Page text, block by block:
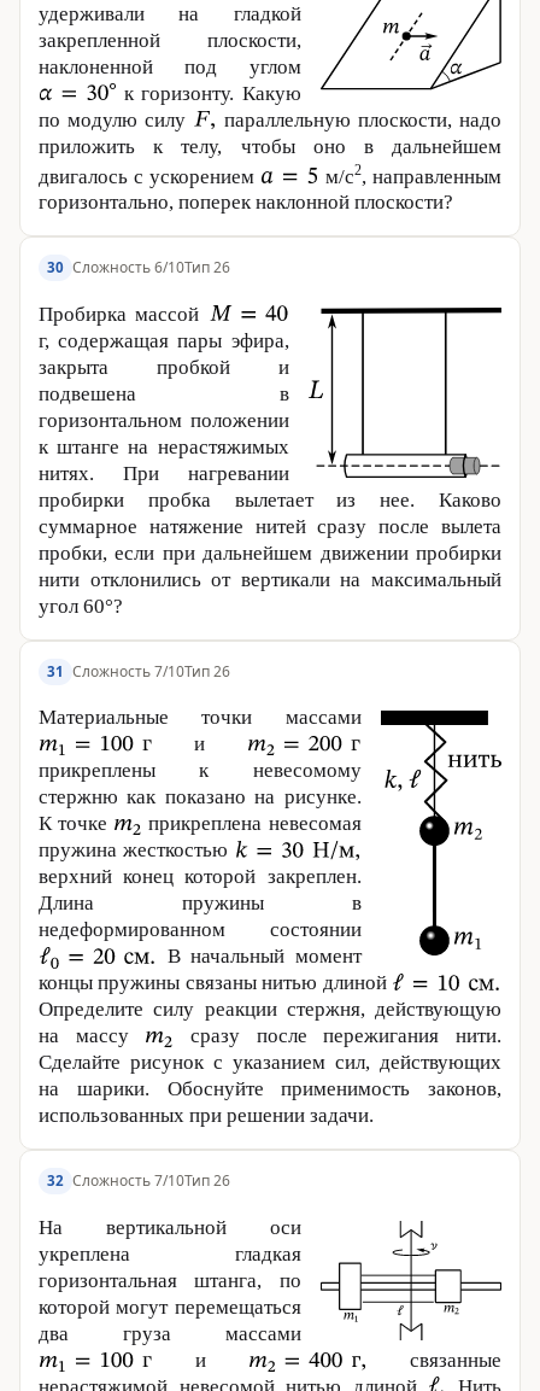
удерживали на гладкой
закрепленной плоскости,
наклоненной под углом
к горизонту. Какую
по модулю силу
параллельную плоскости, надо
приложить к телу, чтобы оно в дальнейшем
двигалось с ускорением
м/с2, направленным
горизонтально, поперек наклонной плос­кости?
30 Сложность 6/10Тип 26
Пробирка массой
г, содержащая пары эфира,
закрыта пробкой и
подвешена в
горизонтальном положении
к штанге на нерастяжимых
нитях. При нагревании
пробирки пробка вылетает из нее. Каково
суммарное натяжение нитей сразу после вылета
пробки, если при дальнейшем движении пробирки
нити отклонились от вертикали на максимальный
угол 60°?
31 Сложность 7/10Тип 26
Материальные точки массами
и
прикреплены к невесомому
стержню как показано на рисунке.
К точке
прикреплена невесомая
пружина жесткостью
верхний конец которой закреплен.
Длина пружины в
недеформированном состоянии
В начальный момент
концы пружины связаны нитью длиной
Определите силу реакции стержня, действующую
на массу
сразу после пережигания нити.
Сделайте рисунок с указанием сил, действующих
на шарики. Обоснуйте применимость законов,
использованных при решении задачи.
32 Сложность 7/10Тип 26
На вертикальной оси
укреплена гладкая
горизонтальная штанга, по
которой могут перемещаться
два груза массами
и
связанные